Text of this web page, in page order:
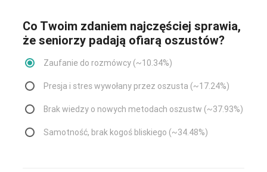
Co Twoim zdaniem najczęściej sprawia,
że seniorzy padają ofiarą oszustów?
Zaufanie do rozmówcy (~10.34%)
Presja i stres wywołany przez oszusta (~17.24%)
Brak wiedzy o nowych metodach oszustw (~37.93%)
Samotność, brak kogoś bliskiego (~34.48%)